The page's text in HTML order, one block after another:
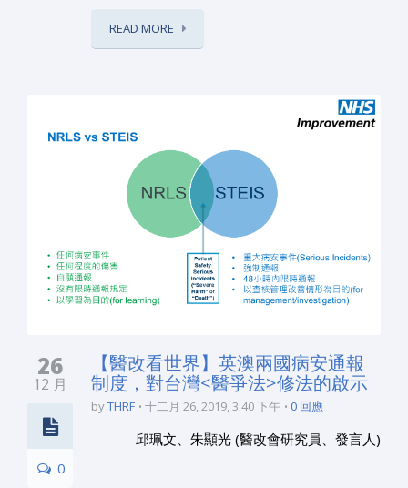
READ MORE
26
12 月
0
【醫改看世界】英澳兩國病安通報
制度，對台灣<醫爭法>修法的啟示
byTHRF 十二月 26, 2019, 3:40 下午 0 回應
邱珮文、朱顯光 (醫改會研究員、發言人)